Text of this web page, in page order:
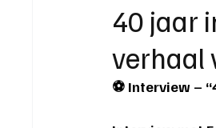
KM - Meest scorende ploeg
40 jaar
verhaal
⚽ Interview –